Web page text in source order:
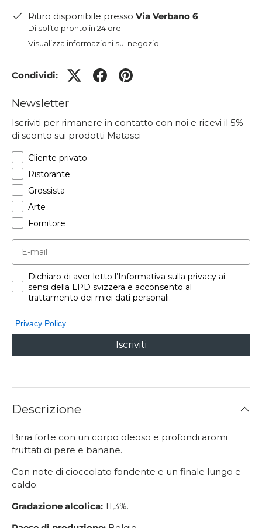
Ritiro disponibile presso Via Verbano 6
Di solito pronto in 24 ore
Visualizza informazioni sul negozio
Condividi:
Newsletter
Iscriviti per rimanere in contatto con noi e ricevi il 5%
di sconto sui prodotti Matasci
Cliente privato
Ristorante
Grossista
Arte
Fornitore
Dichiaro di aver letto l’Informativa sulla privacy ai
sensi della LPD svizzera e acconsento al
trattamento dei miei dati personali.
Privacy Policy
Iscriviti
Descrizione
Birra forte con un corpo oleoso e profondi aromi
fruttati di pere e banane.
Con note di cioccolato fondente e un finale lungo e
caldo.
Gradazione alcolica: 11,3%.